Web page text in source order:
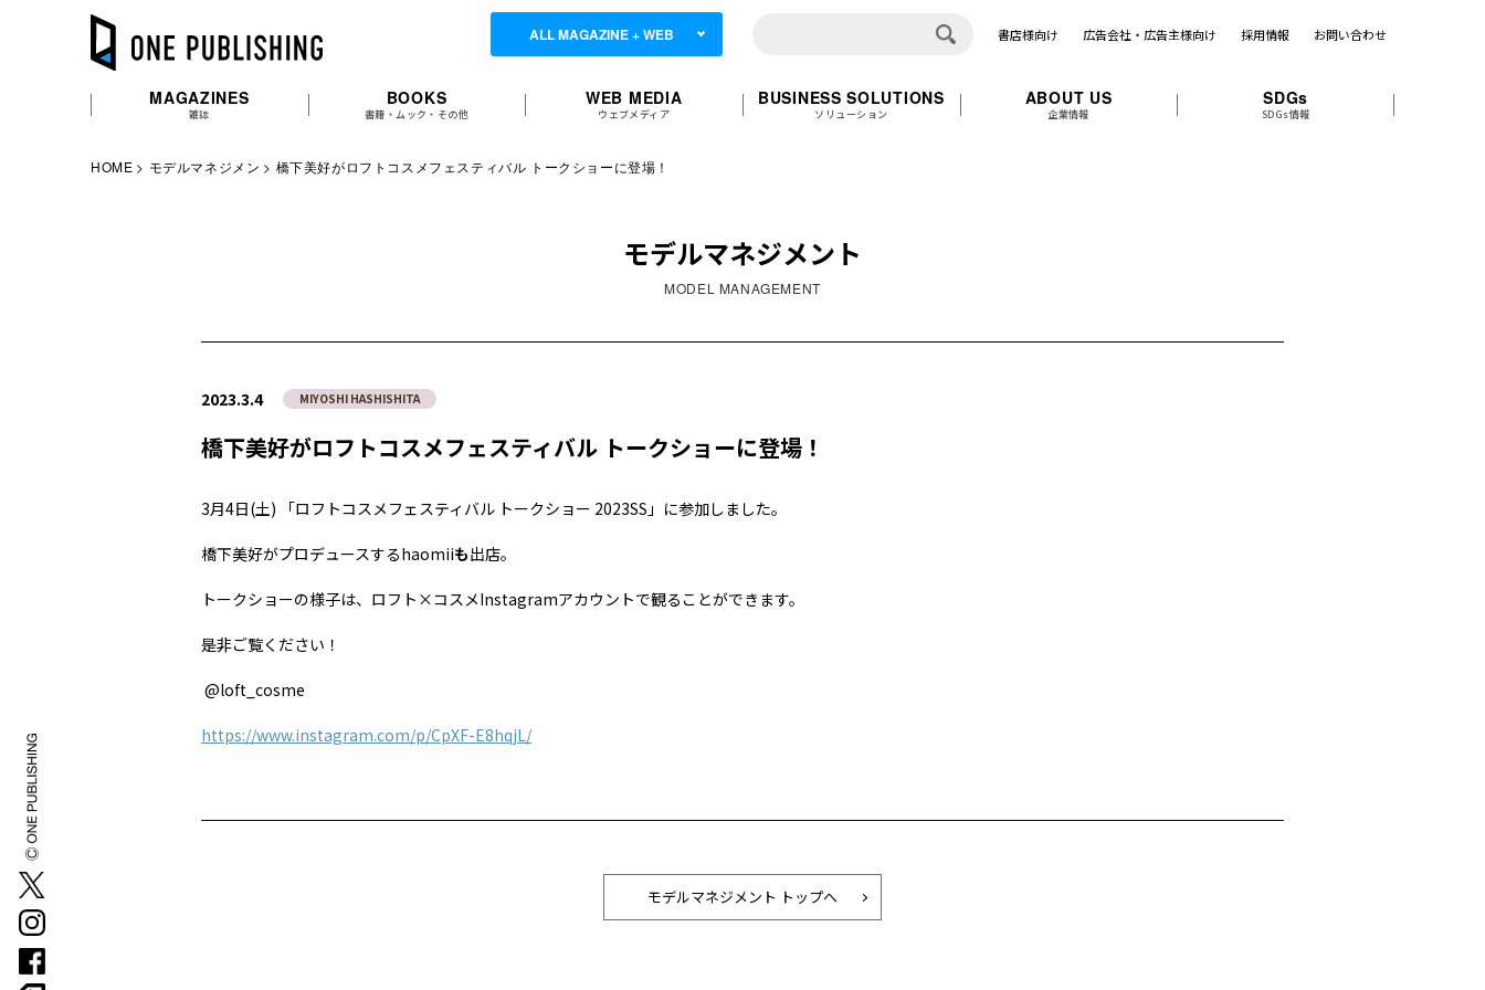
ALL MAGAZINE + WEB 書店様向け 広告会社・広告主様向け 採用情報 お問い合わせ
MAGAZINES
雑誌
BOOKS
書籍・ムック・その他
WEB MEDIA
ウェブメディア
BUSINESS SOLUTIONS
ソリューション
ABOUT US
企業情報
SDGs
SDGs情報
HOME モデルマネジメン 橋下美好がロフトコスメフェスティバル トークショーに登場！
モデルマネジメント
MODEL MANAGEMENT
2023.3.4 MIYOSHI HASHISHITA
橋下美好がロフトコスメフェスティバル トークショーに登場！
3月4日(土) 「ロフトコスメフェスティバル トークショー 2023SS」に参加しました。
橋下美好がプロデュースするhaomiiも出店。
トークショーの様子は、ロフト×コスメInstagramアカウントで観ることができます。
是非ご覧ください！
@loft_cosme
https://www.instagram.com/p/CpXF-E8hqjL/
モデルマネジメント トップへ